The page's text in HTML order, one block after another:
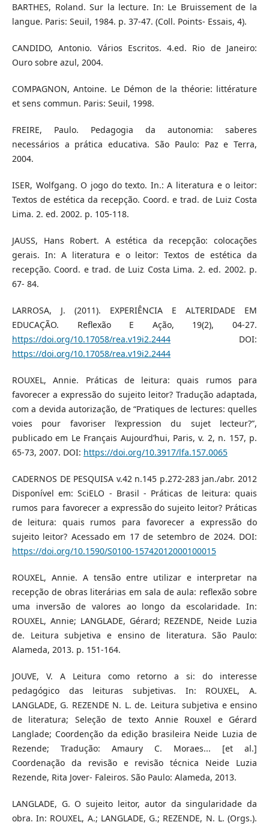
BARTHES, Roland. Sur la lecture. In: Le Bruissement de la
langue. Paris: Seuil, 1984. p. 37-47. (Coll. Points- Essais, 4).
CANDIDO, Antonio. Vários Escritos. 4.ed. Rio de Janeiro:
Ouro sobre azul, 2004.
COMPAGNON, Antoine. Le Démon de la théorie: littérature
et sens commun. Paris: Seuil, 1998.
FREIRE, Paulo. Pedagogia da autonomia: saberes
necessários a prática educativa. São Paulo: Paz e Terra,
2004.
ISER, Wolfgang. O jogo do texto. In.: A literatura e o leitor:
Textos de estética da recepção. Coord. e trad. de Luiz Costa
Lima. 2. ed. 2002. p. 105-118.
JAUSS, Hans Robert. A estética da recepção: colocações
gerais. In: A literatura e o leitor: Textos de estética da
recepção. Coord. e trad. de Luiz Costa Lima. 2. ed. 2002. p.
67- 84.
LARROSA, J. (2011). EXPERIÊNCIA E ALTERIDADE EM
EDUCAÇÃO. Reflexão E Ação, 19(2), 04-27.
https://doi.org/10.17058/rea.v19i2.2444DOI:
https://doi.org/10.17058/rea.v19i2.2444
ROUXEL, Annie. Práticas de leitura: quais rumos para
favorecer a expressão do sujeito leitor? Tradução adaptada,
com a devida autorização, de “Pratiques de lectures: quelles
voies pour favoriser l’expression du sujet lecteur?”,
publicado em Le Français Aujourd’hui, Paris, v. 2, n. 157, p.
65-73, 2007. DOI: https://doi.org/10.3917/lfa.157.0065
CADERNOS DE PESQUISA v.42 n.145 p.272-283 jan./abr. 2012
Disponível em: SciELO - Brasil - Práticas de leitura: quais
rumos para favorecer a expressão do sujeito leitor? Práticas
de leitura: quais rumos para favorecer a expressão do
sujeito leitor? Acessado em 17 de setembro de 2024. DOI:
https://doi.org/10.1590/S0100-15742012000100015
ROUXEL, Annie. A tensão entre utilizar e interpretar na
recepção de obras literárias em sala de aula: reflexão sobre
uma inversão de valores ao longo da escolaridade. In:
ROUXEL, Annie; LANGLADE, Gérard; REZENDE, Neide Luzia
de. Leitura subjetiva e ensino de literatura. São Paulo:
Alameda, 2013. p. 151-164.
JOUVE, V. A Leitura como retorno a si: do interesse
pedagógico das leituras subjetivas. In: ROUXEL, A.
LANGLADE, G. REZENDE N. L. de. Leitura subjetiva e ensino
de literatura; Seleção de texto Annie Rouxel e Gérard
Langlade; Coordenção da edição brasileira Neide Luzia de
Rezende; Tradução: Amaury C. Moraes... [et al.]
Coordenação da revisão e revisão técnica Neide Luzia
Rezende, Rita Jover- Faleiros. São Paulo: Alameda, 2013.
LANGLADE, G. O sujeito leitor, autor da singularidade da
obra. In: ROUXEL, A.; LANGLADE, G.; REZENDE, N. L. (Orgs.).